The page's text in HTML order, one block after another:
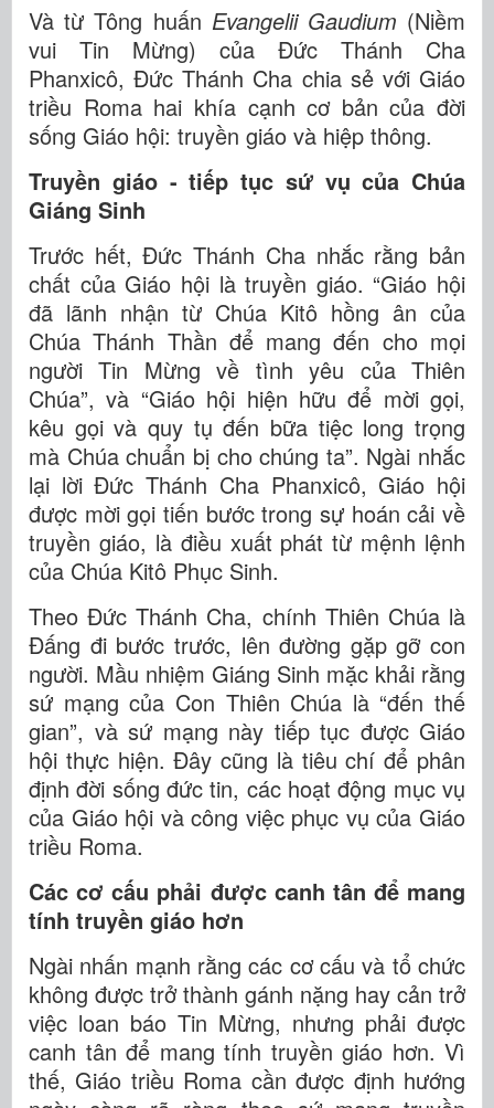
Và từ Tông huấn Evangelii Gaudium (Niềm
vui Tin Mừng) của Đức Thánh Cha
Phanxicô, Đức Thánh Cha chia sẻ với Giáo
triều Roma hai khía cạnh cơ bản của đời
sống Giáo hội: truyền giáo và hiệp thông.
Truyền giáo - tiếp tục sứ vụ của Chúa
Giáng Sinh
Trước hết, Đức Thánh Cha nhắc rằng bản
chất của Giáo hội là truyền giáo. “Giáo hội
đã lãnh nhận từ Chúa Kitô hồng ân của
Chúa Thánh Thần để mang đến cho mọi
người Tin Mừng về tình yêu của Thiên
Chúa”, và “Giáo hội hiện hữu để mời gọi,
kêu gọi và quy tụ đến bữa tiệc long trọng
mà Chúa chuẩn bị cho chúng ta”. Ngài nhắc
lại lời Đức Thánh Cha Phanxicô, Giáo hội
được mời gọi tiến bước trong sự hoán cải về
truyền giáo, là điều xuất phát từ mệnh lệnh
của Chúa Kitô Phục Sinh.
Theo Đức Thánh Cha, chính Thiên Chúa là
Đấng đi bước trước, lên đường gặp gỡ con
người. Mầu nhiệm Giáng Sinh mặc khải rằng
sứ mạng của Con Thiên Chúa là “đến thế
gian”, và sứ mạng này tiếp tục được Giáo
hội thực hiện. Đây cũng là tiêu chí để phân
định đời sống đức tin, các hoạt động mục vụ
của Giáo hội và công việc phục vụ của Giáo
triều Roma.
Các cơ cấu phải được canh tân để mang
tính truyền giáo hơn
Ngài nhấn mạnh rằng các cơ cấu và tổ chức
không được trở thành gánh nặng hay cản trở
việc loan báo Tin Mừng, nhưng phải được
canh tân để mang tính truyền giáo hơn. Vì
thế, Giáo triều Roma cần được định hướng